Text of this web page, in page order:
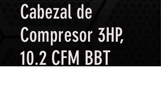
Cabezal de
Compresor 3HP,
10.2 CFM BBT